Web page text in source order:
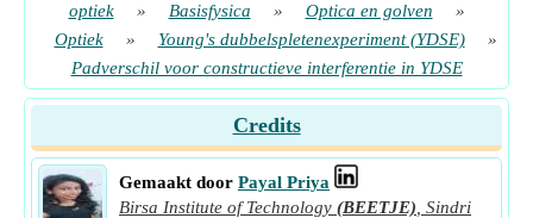
optiek
» Basisfysica » Optica en golven
»
Optiek
» Young's dubbelspletenexperiment (YDSE)
»
Padverschil voor constructieve interferentie in YDSE
Credits
Gemaakt door Payal Priya
Birsa Institute of Technology (BEETJE) Sindri